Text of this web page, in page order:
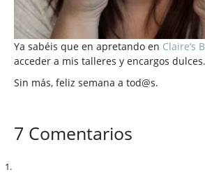
Ya sabéis que en apretando en Claire’s
acceder a mis talleres y encargos dulces.
Sin más, feliz semana a tod@s.
7 Comentarios